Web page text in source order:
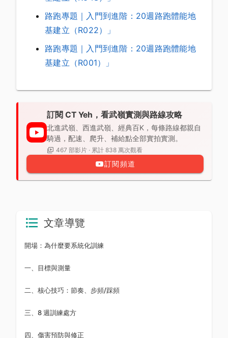
路跑專題｜入門到進階：20週路跑體能地
基建立（R022）」
路跑專題｜入門到進階：20週路跑體能地
基建立（R001）」
訂閱 CT Yeh，看武嶺實測與路線攻略
北進武嶺、西進武嶺、經典百K，每條路線都親自
騎過，配速、爬升、補給點全部實拍實測。
467 部影片 · 累計 838 萬次觀看
訂閱頻道
文章導覽
開場：為什麼要系統化訓練
一、目標與測量
二、核心技巧：節奏、步頻/踩頻
三、8 週訓練處方
四、傷害預防與修正